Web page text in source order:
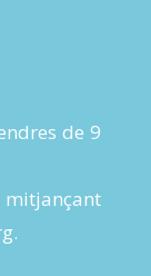
de 9
.